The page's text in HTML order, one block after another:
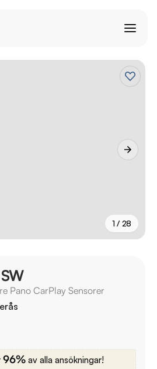
1 / 28
Pano CarPlay Sensorer
96% av alla ansökningar!